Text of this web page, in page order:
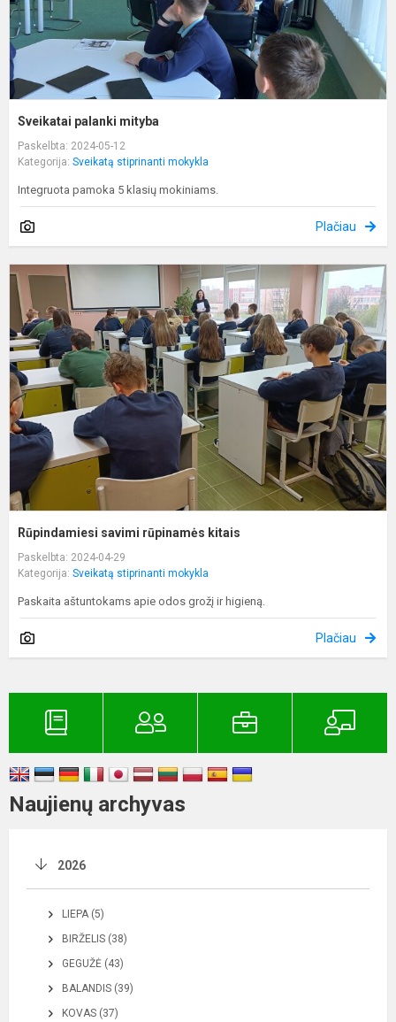
Sveikatai palanki mityba
Paskelbta: 2024-05-12
Kategorija: Sveikatą stiprinanti mokykla
Integruota pamoka 5 klasių mokiniams.
Plačiau
Rūpindamiesi savimi rūpinamės kitais
Paskelbta: 2024-04-29
Kategorija: Sveikatą stiprinanti mokykla
Paskaita aštuntokams apie odos grožį ir higieną.
Plačiau
Naujienų archyvas
2026
LIEPA (5)
BIRŽELIS (38)
GEGUŽĖ (43)
BALANDIS (39)
KOVAS (37)